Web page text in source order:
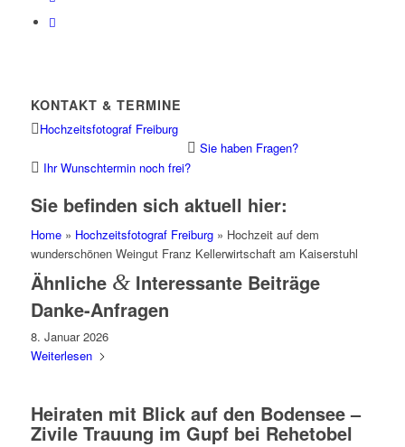
KONTAKT & TERMINE
Hochzeitsfotograf Freiburg
Sie haben Fragen?
Ihr Wunschtermin noch frei?
Sie befinden sich aktuell hier:
Home» Hochzeitsfotograf Freiburg» Hochzeit auf dem
wunderschönen Weingut Franz Kellerwirtschaft am Kaiserstuhl
Ähnliche &Interessante Beiträge
Danke-Anfragen
8. Januar 2026
Weiterlesen
Heiraten mit Blick auf den Bodensee –
Zivile Trauung im Gupf bei Rehetobel